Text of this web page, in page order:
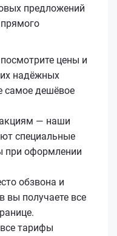
предложений
цены и
надёжных
самое дешёвое
— наши
специальные
при оформлении
обзвона и
вы получаете все
тарифы